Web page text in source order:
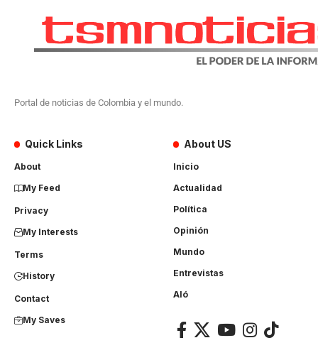
Portal de noticias de Colombia y el mundo.
Quick Links
About
My Feed
Privacy
My Interests
Terms
History
Contact
My Saves
About US
Inicio
Actualidad
Política
Opinión
Mundo
Entrevistas
Aló